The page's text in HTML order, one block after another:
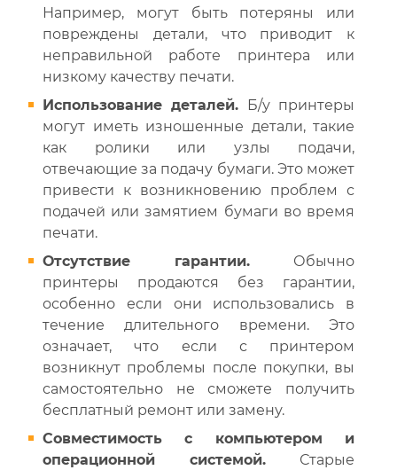
Например, могут быть потеряны или
повреждены детали, что приводит к
неправильной работе принтера или
низкому качеству печати.
Использование деталей. Б/у принтеры
могут иметь изношенные детали, такие
как ролики или узлы подачи,
отвечающие за подачу бумаги. Это может
привести к возникновению проблем с
подачей или замятием бумаги во время
печати.
Отсутствие гарантии. Обычно
принтеры продаются без гарантии,
особенно если они использовались в
течение длительного времени. Это
означает, что если с принтером
возникнут проблемы после покупки, вы
самостоятельно не сможете получить
бесплатный ремонт или замену.
Совместимость с компьютером и
операционной системой. Старые